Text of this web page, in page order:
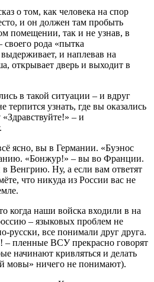
о том, как человека на спор
и он должен там пробыть
помещении, так и не узнав, в
своего рода «пытка
и наплевав на
открывает дверь и выходит в
в такой ситуации – и вдруг
терпится узнать, где вы оказались
– и
ясно, вы в Германии. «Буэнос
«Бонжур!» – вы во Франции.
в Венгрию. Ну, а если вам ответят
что никуда из России вас не
когда наши войска входили в на
– языковых проблем не
русски, все понимали друг друга.
– пленные ВСУ прекрасно говорят
начинают кривляться и делать
мовы» ничего не понимают).